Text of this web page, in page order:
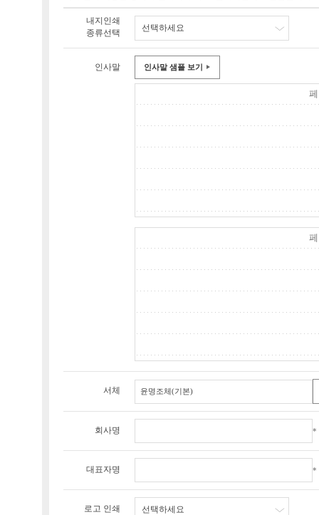
내지인쇄
종류선택
선택하세요
인사말 인사말 샘플 보기
서체
회사명 *
대표자명 *
로고 인쇄 선택하세요